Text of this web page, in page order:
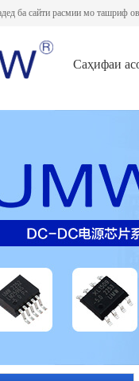
ба сайти расмии мо ташриф
Саҳифаи